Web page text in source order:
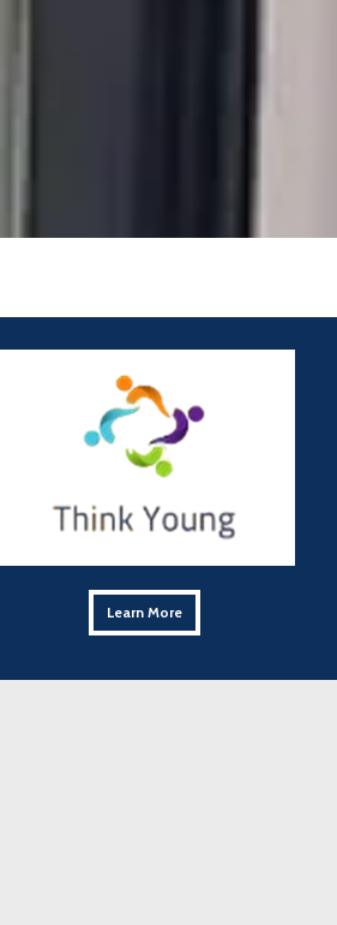
Learn More
Learn More